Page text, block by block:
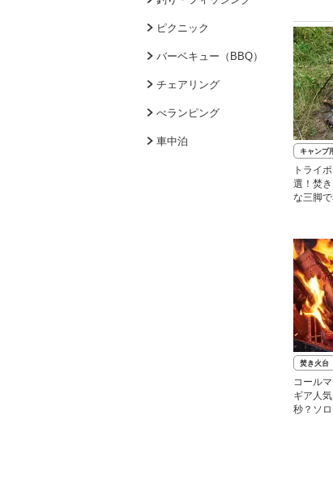
ピクニック
バーベキュー（BBQ）
チェアリング
べランピング
車中泊
キャンプ
トライ
選！焚
な三脚
焚き火台
コール
ギア人
秒？ソ